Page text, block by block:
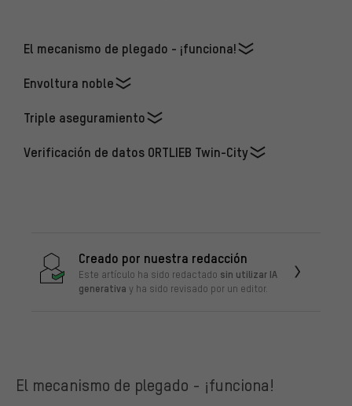
El mecanismo de plegado - ¡funciona!
Envoltura noble
Triple aseguramiento
Verificación de datos ORTLIEB Twin-City
Creado por nuestra redacción
Este artículo ha sido redactado sin utilizar IA
generativa y ha sido revisado por un editor.
El mecanismo de plegado - ¡funciona!